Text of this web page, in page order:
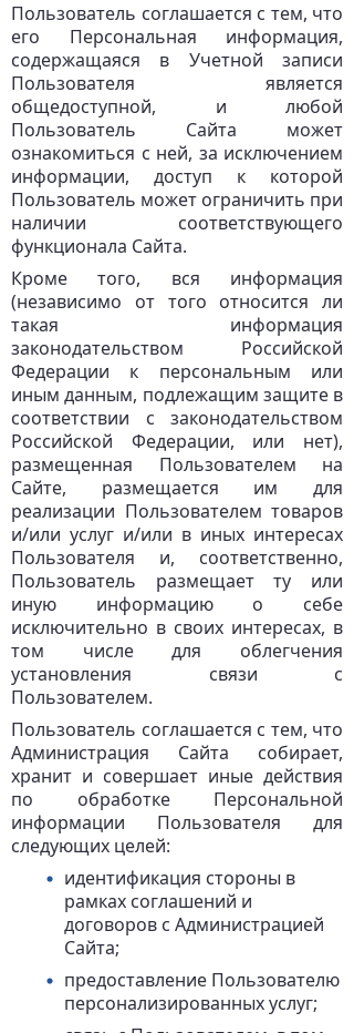
Пользователь соглашается с тем, что
его Персональная информация,
содержащаяся в Учетной записи
Пользователя является
общедоступной, и любой
Пользователь Сайта может
ознакомиться с ней, за исключением
информации, доступ к которой
Пользователь может ограничить при
наличии соответствующего
функционала Сайта.
Кроме того, вся информация
(независимо от того относится ли
такая информация
законодательством Российской
Федерации к персональным или
иным данным, подлежащим защите в
соответствии с законодательством
Российской Федерации, или нет),
размещенная Пользователем на
Сайте, размещается им для
реализации Пользователем товаров
и/или услуг и/или в иных интересах
Пользователя и, соответственно,
Пользователь размещает ту или
иную информацию о себе
исключительно в своих интересах, в
том числе для облегчения
установления связи с
Пользователем.
Пользователь соглашается с тем, что
Администрация Сайта собирает,
хранит и совершает иные действия
по обработке Персональной
информации Пользователя для
следующих целей:
идентификация стороны в
рамках соглашений и
договоров с Администрацией
Сайта;
предоставление Пользователю
персонализированных услуг;